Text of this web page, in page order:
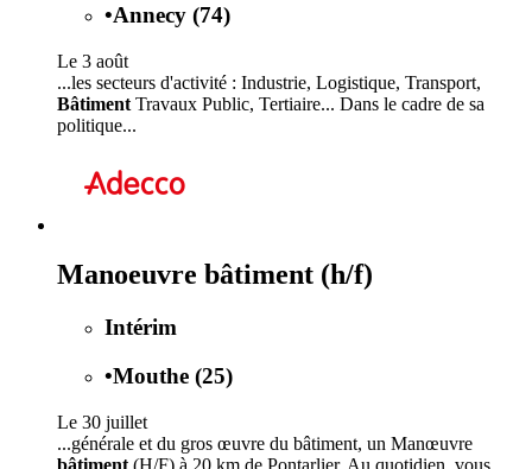
•Annecy (74)
Le 3 août
...les secteurs d'activité : Industrie, Logistique, Transport,
Bâtiment Travaux Public, Tertiaire... Dans le cadre de sa
politique...
Manoeuvre bâtiment (h/f)
Intérim
•Mouthe (25)
Le 30 juillet
...générale et du gros œuvre du bâtiment, un Manœuvre
bâtiment (H/F) à 20 km de Pontarlier. Au quotidien, vous